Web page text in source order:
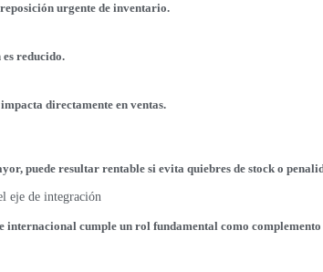
reposición urgente de inventario.
reducido.
directamente en ventas.
puede resultar rentable si evita quiebres de stock o
eje de integración
internacional cumple un rol fundamental como